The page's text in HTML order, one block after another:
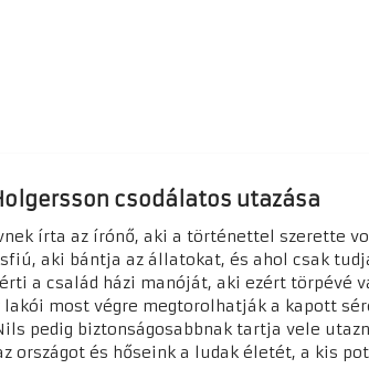
csodálatos utazása
írta az írónő, aki a történettel szerette
aki bántja az állatokat, és ahol csak
a család házi manóját, aki ezért
most végre megtorolhatják a kapott
pedig biztonságosabbnak tartja vele
országot és hőseink a ludak életét, a kis